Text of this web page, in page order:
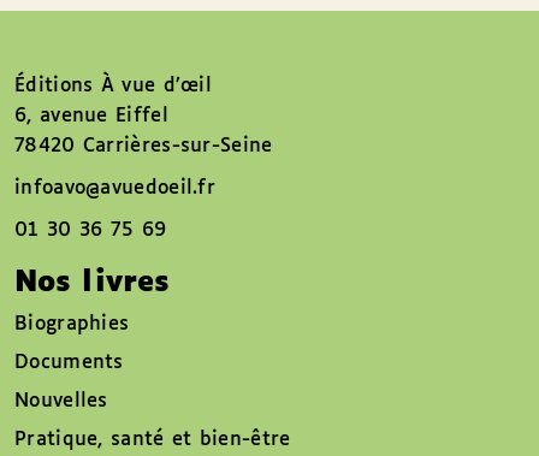
Éditions À vue d’œil
6, avenue Eiffel
78420 Carrières-sur-Seine
infoavo@avuedoeil.fr
01 30 36 75 69
Nos livres
Biographies
Documents
Nouvelles
Pratique, santé et bien-être